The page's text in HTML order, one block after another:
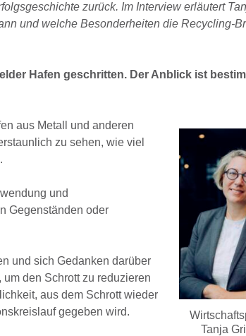
zurück. Im Interview erläutert
und welche Besonderheiten die Recycling-
Hafen geschritten. Der Anblick ist
Tanja
aus Metall und anderen
zu sehen, wie viel
und
Gegenständen oder
und sich Gedanken darüber
den Schrott zu reduzieren
aus dem Schrott wieder
gegeben wird.